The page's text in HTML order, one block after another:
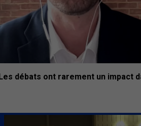
débats ont rarement un impact